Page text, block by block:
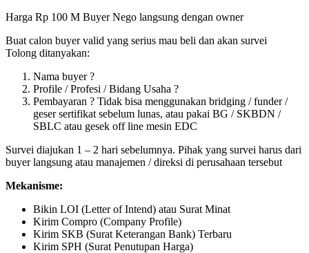
Harga Rp 100 M Buyer Nego langsung dengan owner
Buat calon buyer valid yang serius mau beli dan akan survei
Tolong ditanyakan:
Nama buyer ?
Profile / Profesi / Bidang Usaha ?
Pembayaran ? Tidak bisa menggunakan bridging / funder /
geser sertifikat sebelum lunas, atau pakai BG / SKBDN /
SBLC atau gesek off line mesin EDC
Survei diajukan 1 – 2 hari sebelumnya. Pihak yang survei harus dari
buyer langsung atau manajemen / direksi di perusahaan tersebut
Mekanisme:
Bikin LOI (Letter of Intend) atau Surat Minat
Kirim Compro (Company Profile)
Kirim SKB (Surat Keterangan Bank) Terbaru
Kirim SPH (Surat Penutupan Harga)